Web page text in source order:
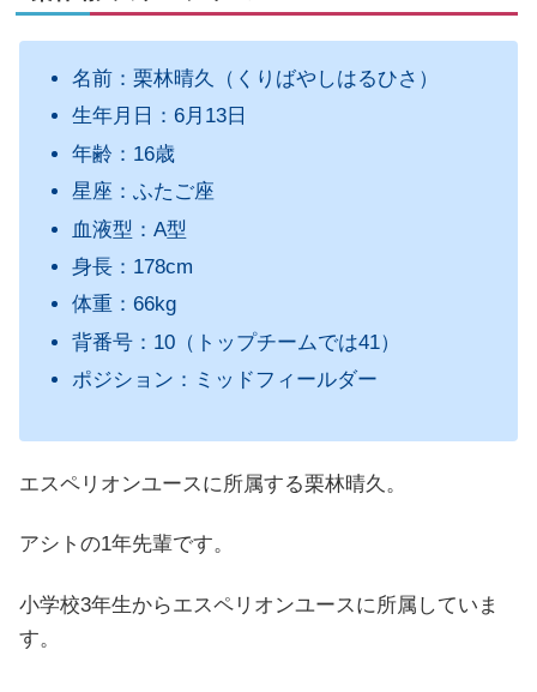
名前：栗林晴久（くりばやしはるひさ）
生年月日：6月13日
年齢：16歳
星座：ふたご座
血液型：A型
身長：178cm
体重：66kg
背番号：10（トップチームでは41）
ポジション：ミッドフィールダー
エスペリオンユースに所属する栗林晴久。
アシトの1年先輩です。
小学校3年生からエスペリオンユースに所属していま
す。